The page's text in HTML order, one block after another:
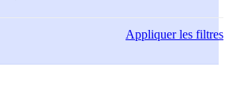
Appliquerles filtres